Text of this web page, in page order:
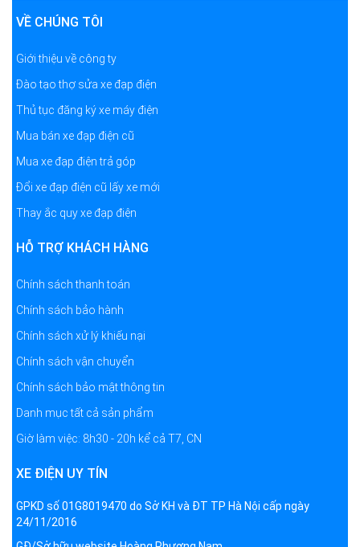
VỀ CHÚNG TÔI
Giới thiệu về công ty
Đào tạo thợ sửa xe đạp điện
Thủ tục đăng ký xe máy điện
Mua bán xe đạp điện cũ
Mua xe đạp điện trả góp
Đổi xe đạp điện cũ lấy xe mới
Thay ắc quy xe đạp điện
HỖ TRỢ KHÁCH HÀNG
Chính sách thanh toán
Chính sách bảo hành
Chính sách xử lý khiếu nại
Chính sách vận chuyển
Chính sách bảo mật thông tin
Danh mục tất cả sản phẩm
Giờ làm việc: 8h30 - 20h kể cả T7, CN
XE ĐIỆN UY TÍN
GPKD số 01G8019470 do Sở KH và ĐT TP Hà Nội cấp ngày
24/11/2016